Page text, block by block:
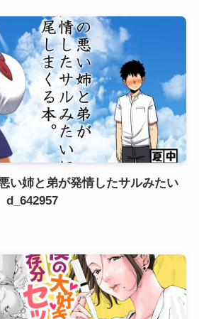
い姉と弟が発情したサルみたい
d_642957